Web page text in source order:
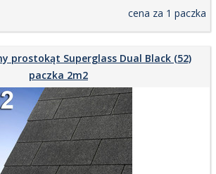
cena za 1 paczka
prostokąt Superglass Dual Black (52)
paczka 2m2